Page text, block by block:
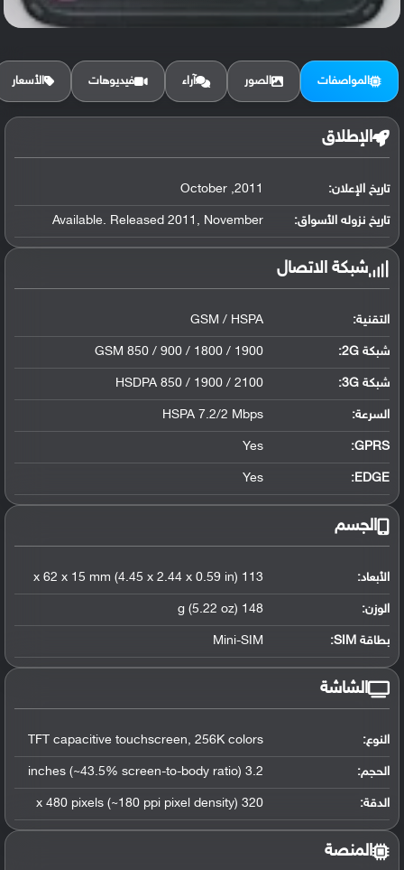
المواصفات الصور آراء فيديوهات الأسعار
الإطلاق
تاريخ الإعلان: 2011, October
تاريخ نزوله الأسواق: Available. Released 2011, November
شبكة الاتصال
التقنية: GSM / HSPA
شبكة 2G: GSM 850 / 900 / 1800 / 1900
شبكة 3G :
HSDPA 850 / 1900 / 2100
السرعة: HSPA 7.2/2 Mbps
GPRS:
Yes
EDGE:
Yes
الجسم
الأبعاد: 113 x 62 x 15 mm (4.45 x 2.44 x 0.59 in)
الوزن: 148 g (5.22 oz)
بطاقة SIM: Mini-SIM
الشاشة
النوع: TFT capacitive touchscreen, 256K colors
الحجم: 3.2 inches (~43.5% screen-to-body ratio)
الدقة: 320 x 480 pixels (~180 ppi pixel density)
المنصة